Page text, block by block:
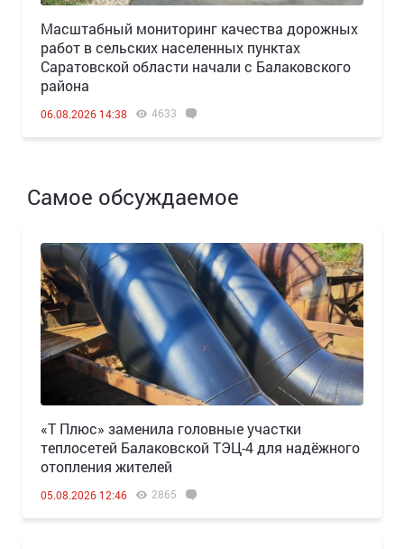
Масштабный мониторинг качества дорожных
работ в сельских населенных пунктах
Саратовской области начали с Балаковского
района
06.08.2026 14:38 4633
Самое обсуждаемое
«Т Плюс» заменила головные участки
теплосетей Балаковской ТЭЦ-4 для надёжного
отопления жителей
05.08.2026 12:46 2865